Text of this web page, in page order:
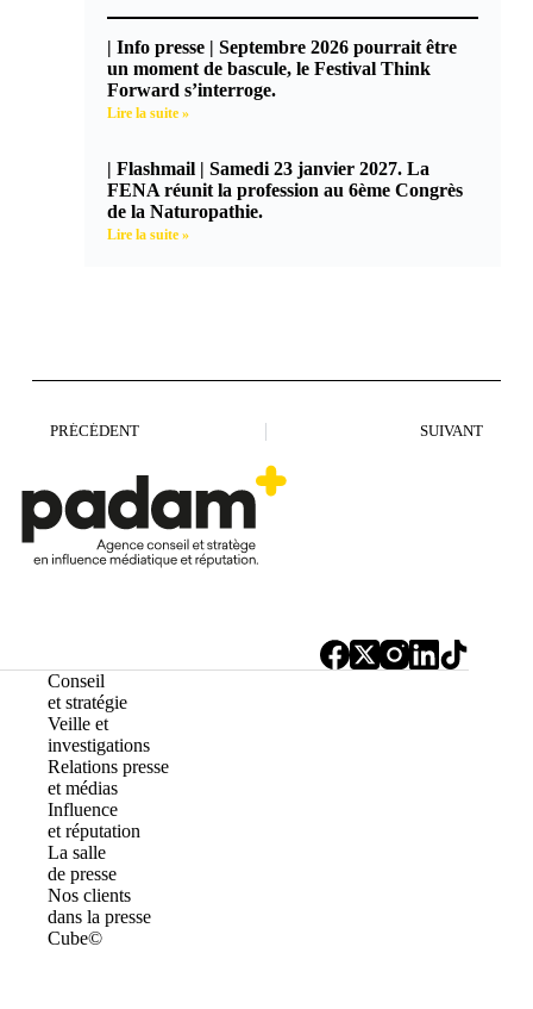
| Info presse | Septembre 2026 pourrait être
un moment de bascule, le Festival Think
Forward s’interroge.
Lire la suite »
| Flashmail | Samedi 23 janvier 2027. La
FENA réunit la profession au 6ème Congrès
de la Naturopathie.
Lire la suite »
PRÉCÉDENT SUIVANT
Conseil
et stratégie
Veille et
investigations
Relations presse
et médias
Influence
et réputation
La salle
de presse
Nos clients
dans la presse
Cube©